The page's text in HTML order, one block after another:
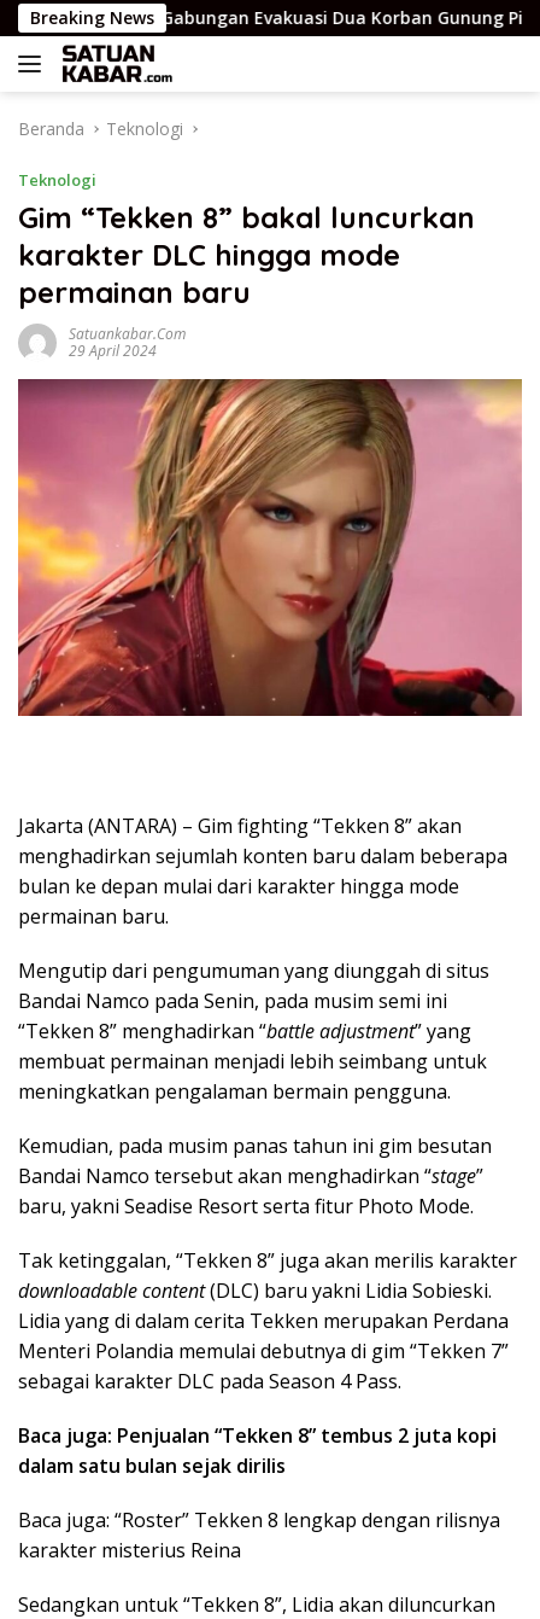
Langsung
ke
konten
Breaking News
Tim Gabungan Evakuasi Dua Korban Gunung Piramid –
Beranda Teknologi
Teknologi
Gim “Tekken 8” bakal luncurkan
karakter DLC hingga mode
permainan baru
Satuankabar.com
29 April 2024
Jakarta (ANTARA) – Gim fighting “Tekken 8” akan
menghadirkan sejumlah konten baru dalam beberapa
bulan ke depan mulai dari karakter hingga mode
permainan baru.
Mengutip dari pengumuman yang diunggah di situs
Bandai Namco pada Senin, pada musim semi ini
“Tekken 8” menghadirkan “battle adjustment” yang
membuat permainan menjadi lebih seimbang untuk
meningkatkan pengalaman bermain pengguna.
Kemudian, pada musim panas tahun ini gim besutan
Bandai Namco tersebut akan menghadirkan “stage”
baru, yakni Seadise Resort serta fitur Photo Mode.
Tak ketinggalan, “Tekken 8” juga akan merilis karakter
downloadable content(DLC) baru yakni Lidia Sobieski.
Lidia yang di dalam cerita Tekken merupakan Perdana
Menteri Polandia memulai debutnya di gim “Tekken 7”
sebagai karakter DLC pada Season 4 Pass.
Baca juga: Penjualan “Tekken 8” tembus 2 juta kopi
dalam satu bulan sejak dirilis
Baca juga: “Roster” Tekken 8 lengkap dengan rilisnya
karakter misterius Reina
Sedangkan untuk “Tekken 8”, Lidia akan diluncurkan